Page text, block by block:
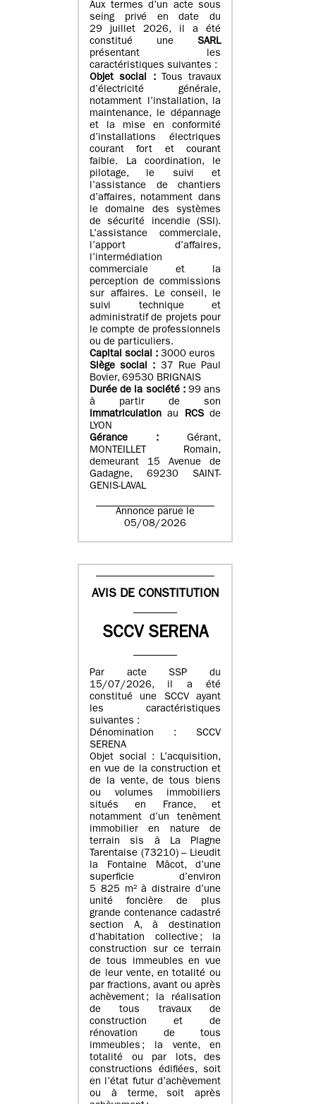
Aux termes d’un acte sous
seing privé en date du
29 juillet 2026, il a été
constitué une SARL
présentant les
caractéristiques suivantes :
Objet social :
Tous travaux
d’électricité générale,
notamment l’installation, la
maintenance, le dépannage
et la mise en conformité
d’installations électriques
courant fort et courant
faible. La coordination, le
pilotage, le suivi et
l’assistance de chantiers
d’affaires, notamment dans
le domaine des systèmes
de sécurité incendie (SSI).
L’assistance commerciale,
l’apport d’affaires,
l’intermédiation
commerciale et la
perception de commissions
sur affaires. Le conseil, le
suivi technique et
administratif de projets pour
le compte de professionnels
ou de particuliers.
Capital social : 3000 euros
Siège social : 37 Rue Paul
Bovier, 69530 BRIGNAIS
Durée de la société : 99 ans
à partir de son
immatriculation au RCSde
LYON
Gérance :
Gérant,
MONTEILLET Romain,
demeurant 15 Avenue de
Gadagne, 69230 SAINT-
GENIS-LAVAL
Annonce parue le
05/08/2026
AVIS DE CONSTITUTION
SCCV SERENA
Par acte SSP du
15/07/2026, il a été
constitué une SCCV ayant
les caractéristiques
suivantes :
Dénomination : SCCV
SERENA
Objet social : L’acquisition,
en vue de la construction et
de la vente, de tous biens
ou volumes immobiliers
situés en France, et
notamment d’un tenèment
immobilier en nature de
terrain sis à La Plagne
Tarentaise (73210) – Lieudit
la Fontaine Mâcot, d’une
superficie d’environ
5 825 m² à distraire d’une
unité foncière de plus
grande contenance cadastré
section A, à destination
d’habitation collective ; la
construction sur ce terrain
de tous immeubles en vue
de leur vente, en totalité ou
par fractions, avant ou après
achèvement ; la réalisation
de tous travaux de
construction et de
rénovation de tous
immeubles ; la vente, en
totalité ou par lots, des
constructions édifiées, soit
en l’état futur d’achèvement
ou à terme, soit après